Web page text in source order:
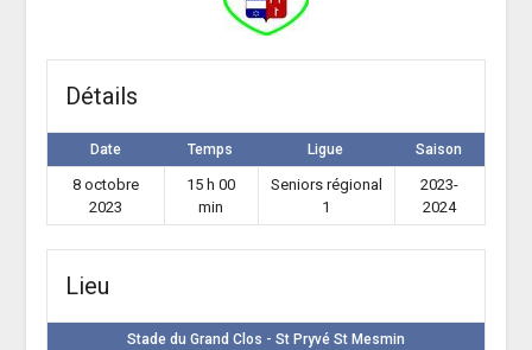
Détails
Date Temps Ligue Saison
8 octobre
2023
15 h 00
min
Seniors régional
1
2023-
2024
Lieu
Stade du Grand Clos - St Pryvé St Mesmin